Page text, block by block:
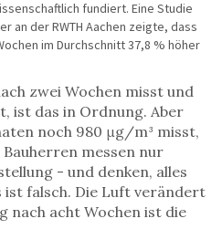
fundiert. Eine Studie
an der RWTH Aachen zeigte, dass
im Durchschnitt 37,8 % höher
zwei Wochen misst und
ist das in Ordnung. Aber
noch 980 μg/m³ misst,
messen nur
- und denken, alles
ist falsch. Die Luft verändert
nach acht Wochen ist die